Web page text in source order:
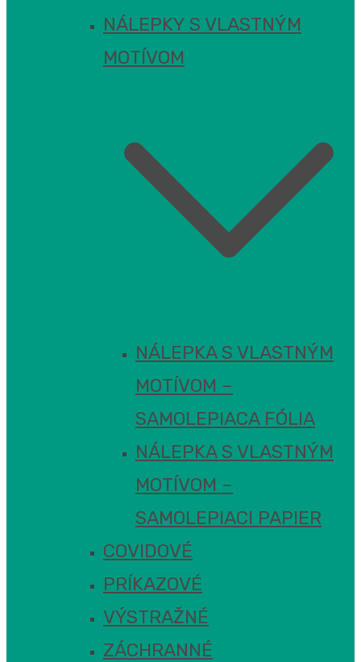
NÁLEPKY S VLASTNÝM
MOTÍVOM
NÁLEPKA S VLASTNÝM
MOTÍVOM –
SAMOLEPIACA FÓLIA
NÁLEPKA S VLASTNÝM
MOTÍVOM –
SAMOLEPIACI PAPIER
COVIDOVÉ
PRÍKAZOVÉ
VÝSTRAŽNÉ
ZÁCHRANNÉ